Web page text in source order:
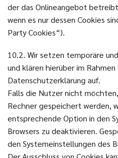
der das Onlineangebot
wenn es nur dessen Cookies
Party Cookies“).
10.2. Wir setzen temporäre
und klären hierüber im Rahmen
Datenschutzerklärung auf.
Falls die Nutzer nicht
Rechner gespeichert werden,
entsprechende Option in den
Browsers zu deaktivieren.
den Systemeinstellungen des